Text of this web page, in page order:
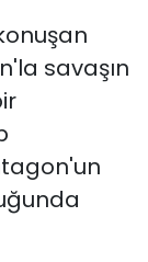
savaşın